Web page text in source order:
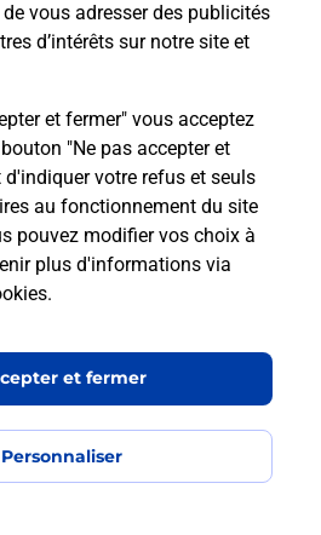
vous adresser des publicités
d’intérêts sur notre site et
et fermer" vous acceptez
"Ne pas accepter et
votre refus et seuls
au fonctionnement du site
pouvez modifier vos choix à
plus d'informations via
.
Personnaliser
et fermer
la
?
Wasselonne - téléassistance
conforme